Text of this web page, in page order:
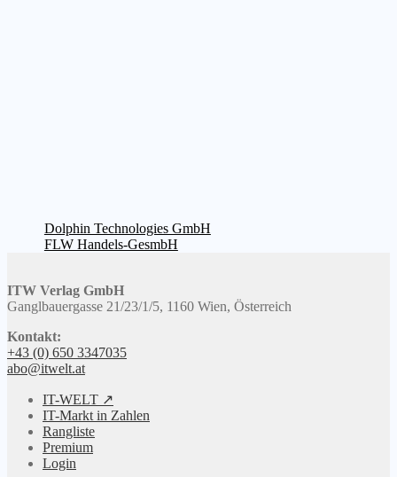
Beitragsnavigation
Vorheriger
Beitrag:
Dolphin Technologies GmbH
Nächster
FLW Handels-GesmbH
ITW Verlag GmbH
Ganglbauergasse 21/23/1/5, 1160 Wien, Österreich
Kontakt:
+43 (0) 650 3347035
abo@itwelt.at
IT-WELT ↗
IT-Markt in Zahlen
Rangliste
Premium
Login